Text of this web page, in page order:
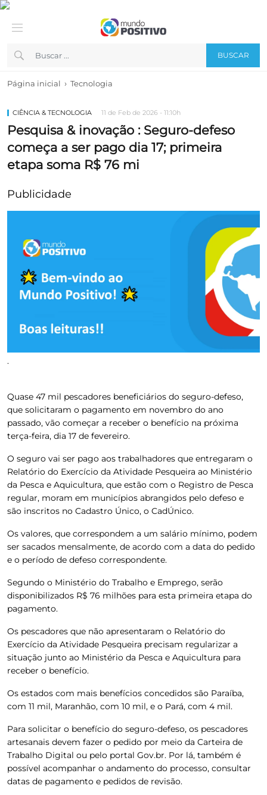
BUSCAR
Página inicial › Tecnologia
CIÊNCIA & TECNOLOGIA 11 de Feb de 2026 - 11:10h
Pesquisa & inovação : Seguro-defeso
começa a ser pago dia 17; primeira
etapa soma R$ 76 mi
Publicidade
.
Quase 47 mil pescadores beneficiários do seguro-defeso,
que solicitaram o pagamento em novembro do ano
passado, vão começar a receber o benefício na próxima
terça-feira, dia 17 de fevereiro.
O seguro vai ser pago aos trabalhadores que entregaram o
Relatório do Exercício da Atividade Pesqueira ao Ministério
da Pesca e Aquicultura, que estão com o Registro de Pesca
regular, moram em municípios abrangidos pelo defeso e
são inscritos no Cadastro Único, o CadÚnico.
Os valores, que correspondem a um salário mínimo, podem
ser sacados mensalmente, de acordo com a data do pedido
e o período de defeso correspondente.
Segundo o Ministério do Trabalho e Emprego, serão
disponibilizados R$ 76 milhões para esta primeira etapa do
pagamento.
Os pescadores que não apresentaram o Relatório do
Exercício da Atividade Pesqueira precisam regularizar a
situação junto ao Ministério da Pesca e Aquicultura para
receber o benefício.
Os estados com mais benefícios concedidos são Paraíba,
com 11 mil, Maranhão, com 10 mil, e o Pará, com 4 mil.
Para solicitar o benefício do seguro-defeso, os pescadores
artesanais devem fazer o pedido por meio da Carteira de
Trabalho Digital ou pelo portal Gov.br. Por lá, também é
possível acompanhar o andamento do processo, consultar
datas de pagamento e pedidos de revisão.